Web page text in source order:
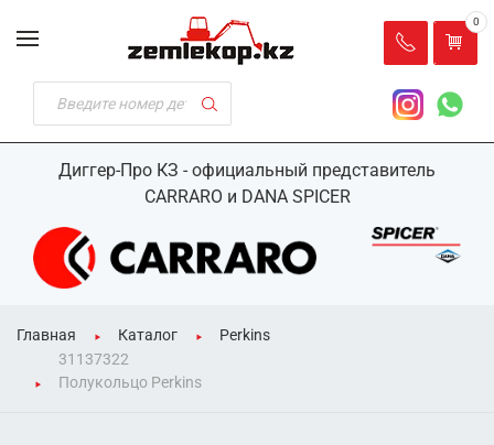
Диггер-Про КЗ - официальный представитель
CARRARO и DANA SPICER
0
Главная Каталог
Perkins
31137322
Полукольцо Perkins